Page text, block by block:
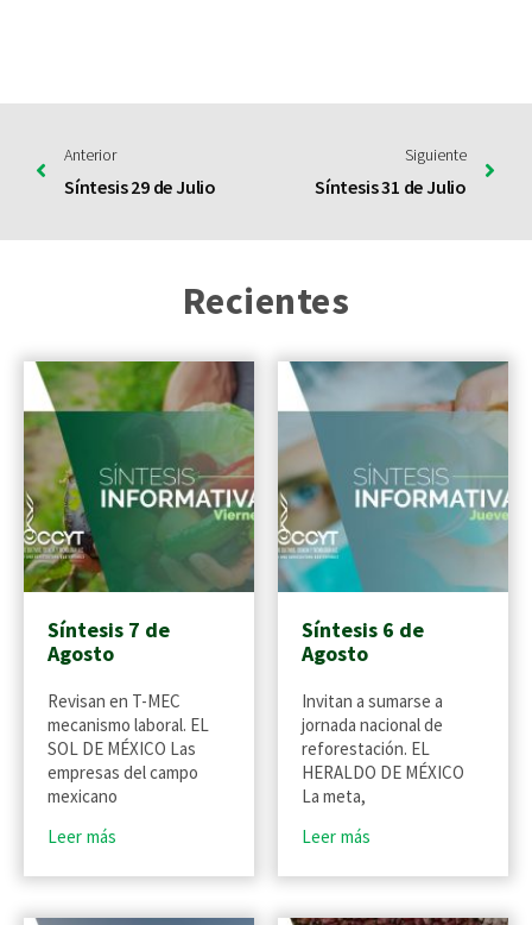
Anterior
Síntesis 29 de Julio
Siguiente
Síntesis 31 de Julio
Recientes
Síntesis 7 de
Agosto
Revisan en T-MEC
mecanismo laboral. EL
SOL DE MÉXICO Las
empresas del campo
mexicano
Leer más
Síntesis 6 de
Agosto
Invitan a sumarse a
jornada nacional de
reforestación. EL
HERALDO DE MÉXICO
La meta,
Leer más